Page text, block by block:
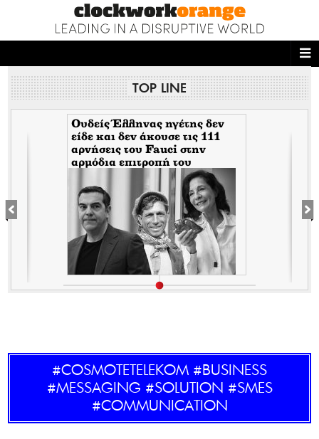
NEWS DESK
THE ONES WHO DO
MAGAZINE
SOOZIE’S FRIENDS
TOP LINE
Ουδείς Έλληνας ηγέτης δεν
είδε και δεν άκουσε τις 111
αρνήσεις του Fauci στην
αρμόδια επιτροπή του
Κογκρέσου. Δείτε γιατί!
#COSMOTETELEKOM #BUSINESS
#MESSAGING #SOLUTION #SMES
#COMMUNICATION